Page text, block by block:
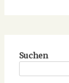
Suchen